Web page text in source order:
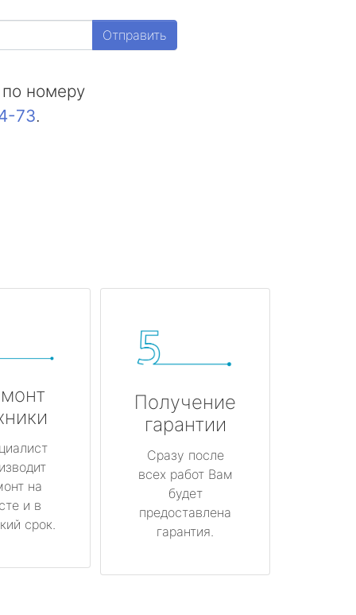
Отправить
номеру
73.
на
и в
срок.
Получение
гарантии
Сразу после
всех работ Вам
будет
предоставлена
гарантия.